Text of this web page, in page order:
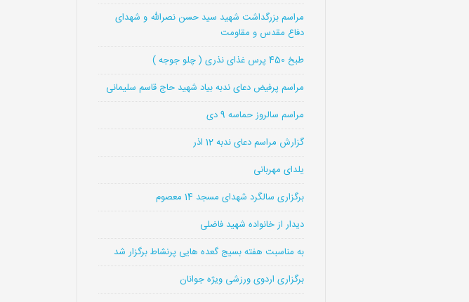
مراسم بزرگداشت شهید سید حسن نصرالله و شهدای
دفاع مقدس و مقاومت
طبخ 450 پرس غذای نذری ( چلو جوجه )
مراسم پرفیض دعای ندبه بیاد شهید حاج قاسم سلیمانی
مراسم سالروز حماسه 9 دی
گزارش مراسم دعای ندبه 12 اذر
یلدای مهربانی
برگزاری سالگرد شهدای مسجد 14 معصوم
دیدار از خانواده شهید فاضلی
به مناسبت هفته بسیج گعده هایی پرنشاط برگزار شد
برگزاری اردوی ورزشی ویژه جوانان